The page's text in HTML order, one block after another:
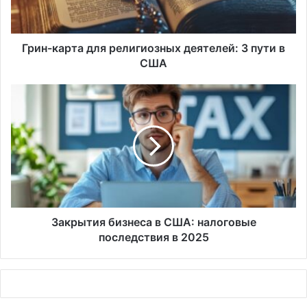
пути
в
США
Грин-карта для религиозных деятелей: 3 пути в
США
в
США:
налоговые
последствия
в
2025
Закрытия бизнеса в США: налоговые
последствия в 2025